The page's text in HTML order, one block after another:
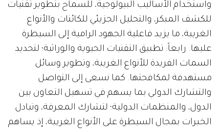
واستخدام الأساليب البيولوجية، للسماح بتطوير تقنيات
للكشف المبكر، والتحليل الجزيئي للكائنات والأنواع
الغريبة، ما يزيد فاعلية الجهود الرامية إلى السيطرة
عليها. رابعاً: تطبيق التقنيات الحيوية والوراثية؛ لتحديد
السمات الفريدة للأنواع الغريبة، وتطوير وسائل
مستهدفة لمكافحتها. كما نسعى إلى التواصل
والتشارك الدولي بما يسهم في تسهيل التعاون بين
الدول، والمنظمات الدولية؛ لتشارك المعرفة، وتبادل
الخبرات بمجال السيطرة على الأنواع الغريبة، إذ يساهم